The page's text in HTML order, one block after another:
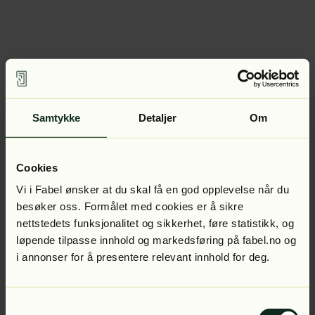
Samtykke Detaljer Om
Cookies
Vi i Fabel ønsker at du skal få en god opplevelse når du
besøker oss. Formålet med cookies er å sikre
nettstedets funksjonalitet og sikkerhet, føre statistikk, og
løpende tilpasse innhold og markedsføring på fabel.no og
i annonser for å presentere relevant innhold for deg.